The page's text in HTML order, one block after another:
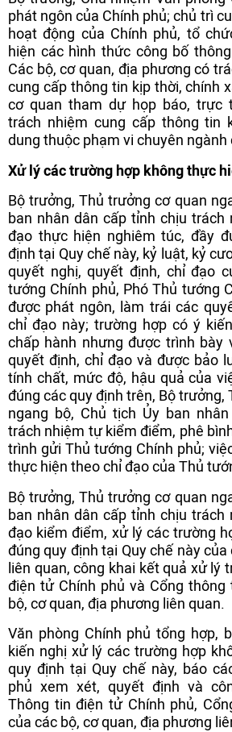
phát ngôn của Chính phủ; chủ trì
hoạt động của Chính phủ, tổ
hiện các hình thức công bố
Các bộ, cơ quan, địa phương có
cung cấp thông tin kịp thời, chính
cơ quan tham dự họp báo, trực
trách nhiệm cung cấp thông tin
dung thuộc phạm vi chuyên ngành
Xử lý các trường hợp không thực
Bộ trưởng, Thủ trưởng cơ quan
ban nhân dân cấp tỉnh chịu
đạo thực hiện nghiêm túc, đầy
định tại Quy chế này, kỷ luật, kỷ
quyết nghị, quyết định, chỉ đạo
tướng Chính phủ, Phó Thủ tướng
được phát ngôn, làm trái các
chỉ đạo này; trường hợp có ý
chấp hành nhưng được trình bày
quyết định, chỉ đạo và được bảo
tính chất, mức độ, hậu quả của
đúng các quy định trên, Bộ trưởng,
ngang bộ, Chủ tịch Ủy ban
trách nhiệm tự kiểm điểm, phê
trình gửi Thủ tướng Chính phủ;
thực hiện theo chỉ đạo của Thủ
Bộ trưởng, Thủ trưởng cơ quan
ban nhân dân cấp tỉnh chịu
đạo kiểm điểm, xử lý các trường
đúng quy định tại Quy chế này của
liên quan, công khai kết quả xử lý
điện tử Chính phủ và Cổng
bộ, cơ quan, địa phương liên quan.
Văn phòng Chính phủ tổng hợp,
kiến nghị xử lý các trường hợp
quy định tại Quy chế này, báo
phủ xem xét, quyết định và
Thông tin điện tử Chính phủ,
của các bộ, cơ quan, địa phương